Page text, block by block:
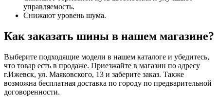
управляемость.
Снижают уровень шума.
Как заказать шины в нашем магазине?
Выберите подходящие модели в нашем каталоге и убедитесь,
что товар есть в продаже. Приезжайте в магазин по адресу
г.Ижевск, ул. Маяковского, 13 и заберите заказ. Также
возможна бесплатная доставка по городу по предварительной
договоренности.